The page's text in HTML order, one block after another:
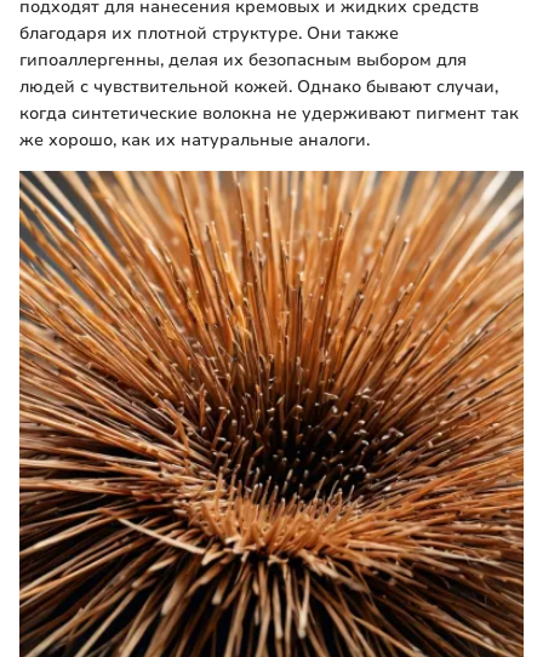
подходят для нанесения кремовых и жидких средств
благодаря их плотной структуре. Они также
гипоаллергенны, делая их безопасным выбором для
людей с чувствительной кожей. Однако бывают случаи,
когда синтетические волокна не удерживают пигмент так
же хорошо, как их натуральные аналоги.